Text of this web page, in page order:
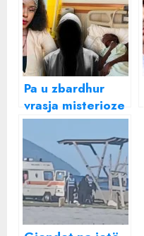
Pa u zbardhur
vrasja misterioze
e vajzes nga
Kenia Joy Ayoko ,
Bledar Sinani
(Dari i Apex ) hap
kazinonë e katërt
në mes të
Tiranës ,